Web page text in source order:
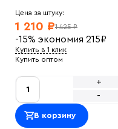
Цена за штуку:
1 425 ₽
1 210 ₽
-15% экономия 215₽
Купить в 1 клик
Купить оптом
-
+
В корзину